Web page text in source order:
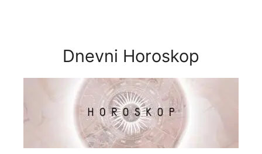
Dnevni Horoskop